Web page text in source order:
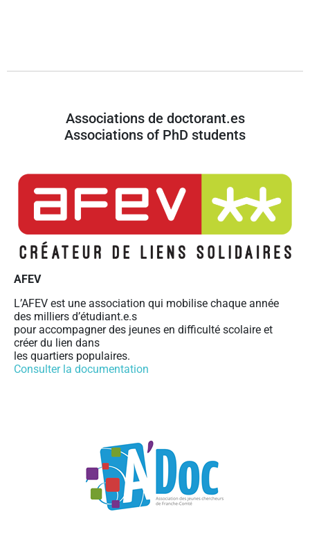
Associations de doctorant.es
Associations of PhD students
AFEV
L’AFEV est une association qui mobilise chaque année
des milliers d’étudiant.e.s
pour accompagner des jeunes en difficulté scolaire et
créer du lien dans
les quartiers populaires.
Consulter la documentation